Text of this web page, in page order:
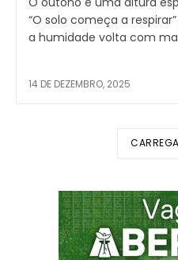
“O solo começa a
a humidade volta com
14 DE DEZEMBRO, 2025